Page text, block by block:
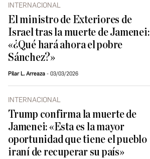
INTERNACIONAL
El ministro de Exteriores de
Israel tras la muerte de Jamenei:
«¿Qué hará ahora el pobre
Sánchez?»
Pilar L. Arreaza 03/03/2026
INTERNACIONAL
Trump confirma la muerte de
Jamenei: «Esta es la mayor
oportunidad que tiene el pueblo
iraní de recuperar su país»